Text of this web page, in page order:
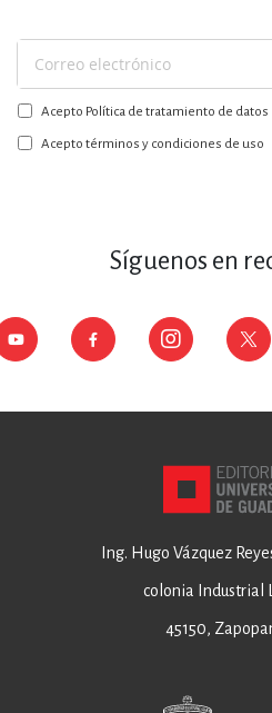
Suscríbase
a
nuestro
boletín:
Acepto Política de tratamiento de datos
Acepto términos y condiciones de uso
Síguenos en
Ing. Hugo Vázquez
colonia Industrial
45150,